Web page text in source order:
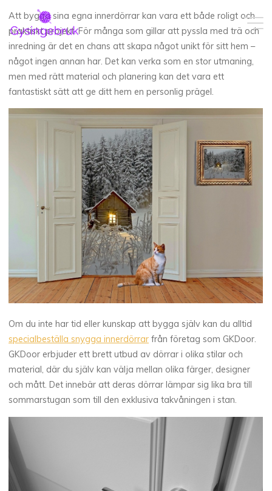
content
Att bygga sina egna innerdörrar kan vara ett både roligt och
praktiskt projekt. För många som gillar att pyssla med trä och
inredning är det en chans att skapa något unikt för sitt hem –
något ingen annan har. Det kan verka som en stor utmaning,
men med rätt material och planering kan det vara ett
fantastiskt sätt att ge ditt hem en personlig prägel.
Om du inte har tid eller kunskap att bygga själv kan du alltid
specialbeställa snygga innerdörrar från företag som GKDoor.
GKDoor erbjuder ett brett utbud av dörrar i olika stilar och
material, där du själv kan välja mellan olika färger, designer
och mått. Det innebär att deras dörrar lämpar sig lika bra till
sommarstugan som till den exklusiva takvåningen i stan.